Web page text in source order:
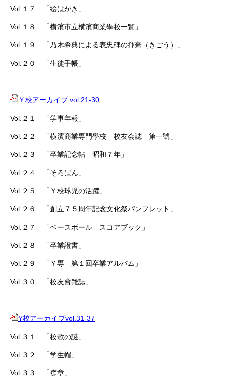
Vol.１７ 「絵はがき」
Vol.１８ 「横濱市立横濱商業學校一覧」
Vol.１９ 「乃木希典による表忠碑の揮毫（きごう）」
Vol.２０ 「生徒手帳」
Ｙ校アーカイブ vol.21-30
Vol.２１ 「学事年報」
Vol.２２ 「横濱商業専門學校 校友会誌 第一號」
Vol.２３ 「卒業記念帖 昭和７年」
Vol.２４ 「そろばん」
Vol.２５ 「Ｙ校球児の活躍」
Vol.２６ 「創立７５周年記念文化祭パンフレット」
Vol.２７ 「ベースボール スコアブック」
Vol.２８ 「卒業證書」
Vol.２９ 「Ｙ専 第１回卒業アルバム」
Vol.３０ 「校友會雑誌」
Y校アーカイブvol.31-37
Vol.３１ 「校歌の謎」
Vol.３２ 「学生帽」
Vol.３３ 「襟章」